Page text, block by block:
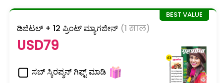
ಡಿಜಿಟಲ್ + 12 ಪ್ರಿಂಟ್ ಮ್ಯಾಗಜೀನ್ (1 साल)
USD79
ಸಬ್ ಸ್ಕಿರಪ್ಶನ್ ಗಿಫ್ಟ್ ಮಾಡಿ